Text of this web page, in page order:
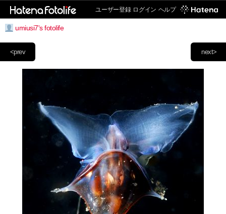
ユーザー登録 ログイン ヘルプ
umiusi7's fotolife
next>
<prev